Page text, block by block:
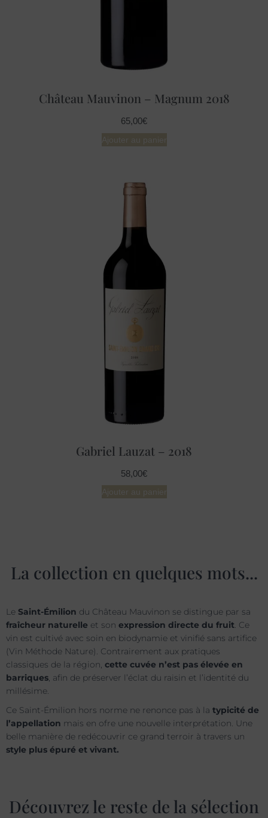
Château Mauvinon – Magnum 2018
65,00€
Ajouter au panier
Gabriel Lauzat – 2018
58,00€
Ajouter au panier
La collection en quelques mots...
Le Saint-Émilion du Château Mauvinon se distingue par sa
fraîcheur naturelle et son expression directe du fruit. Ce
vin est cultivé avec soin en biodynamie et vinifié sans artifice
(Vin Méthode Nature). Contrairement aux pratiques
classiques de la région, cette cuvée n’est pas élevée en
barriques, afin de préserver l’éclat du raisin et l’identité du
millésime.
Ce Saint-Émilion hors norme ne renonce pas à la typicité de
l’appellation mais en ofre une nouvelle interprétation. Une
belle manière de redécouvrir ce grand terroir à travers un
style plus épuré et vivant.
Découvrez le reste de la sélection